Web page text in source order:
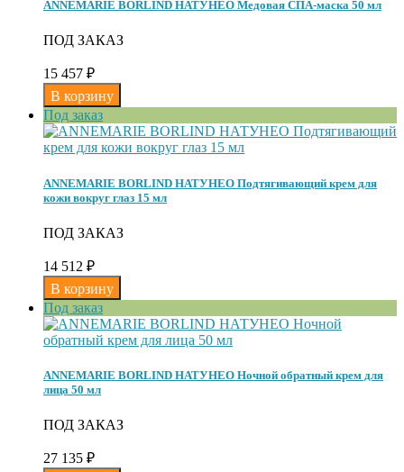
ANNEMARIE BORLIND НАТУНЕО Медовая СПА-маска 50 мл
ПОД ЗАКАЗ
15 457 ₽
Под заказ
ANNEMARIE BORLIND НАТУНЕО Подтягивающий крем для
кожи вокруг глаз 15 мл
ПОД ЗАКАЗ
14 512 ₽
Под заказ
ANNEMARIE BORLIND НАТУНЕО Ночной обратный крем для
лица 50 мл
ПОД ЗАКАЗ
27 135 ₽